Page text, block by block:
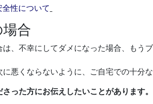
性について
合
は、不幸にしてダメになった場合、もう
に悪くならないように、ご自宅での十分
った方にお伝えしたいことがあります。